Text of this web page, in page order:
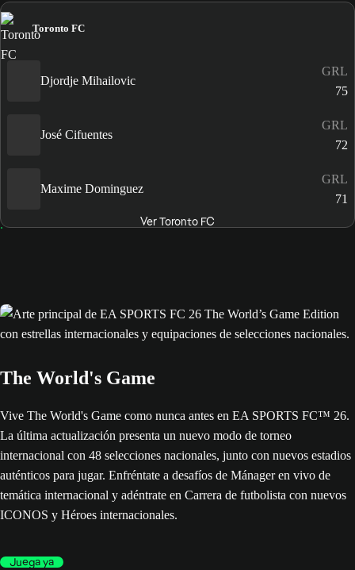
Toronto FC
Djordje Mihailovic
GRL
75
José Cifuentes
GRL
72
Maxime Dominguez
GRL
71
Ver Toronto FC
The World's Game
Vive The World's Game como nunca antes en EA SPORTS FC™ 26.
La última actualización presenta un nuevo modo de torneo
internacional con 48 selecciones nacionales, junto con nuevos estadios
auténticos para jugar. Enfréntate a desafíos de Mánager en vivo de
temática internacional y adéntrate en Carrera de futbolista con nuevos
ICONOS y Héroes internacionales.
Juega ya